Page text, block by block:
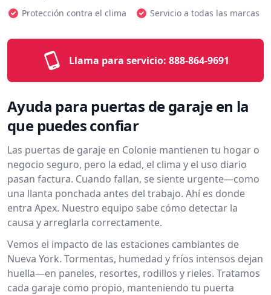
Protección contra el clima Servicio a todas las marcas
Llama para servicio: 888-864-9691
Ayuda para puertas de garaje en la
que puedes confiar
Las puertas de garaje en Colonie mantienen tu hogar o
negocio seguro, pero la edad, el clima y el uso diario
pasan factura. Cuando fallan, se siente urgente—como
una llanta ponchada antes del trabajo. Ahí es donde
entra Apex. Nuestro equipo sabe cómo detectar la
causa y arreglarla correctamente.
Vemos el impacto de las estaciones cambiantes de
Nueva York. Tormentas, humedad y fríos intensos dejan
huella—en paneles, resortes, rodillos y rieles. Tratamos
cada garaje como propio, manteniendo tu puerta